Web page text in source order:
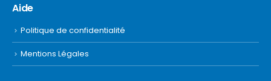
Aide
Politique de confidentialité
Mentions Légales